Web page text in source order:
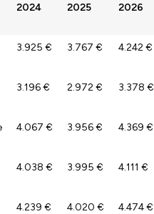
2024 2025 2026
3.925 € 3.767 € 4.242 €
3.196 € 2.972 € 3.378 €
4.067 € 3.956 € 4.369 €
4.038 € 3.995 € 4.111 €
4.239 € 4.020 € 4.474 €